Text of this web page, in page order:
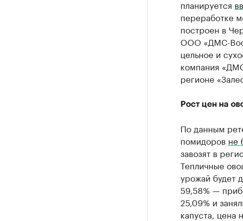
планируется
переработке
построен в
ООО «ДМС-
цельное и
компания
регионе
Рост цен на
По данным
помидоров не
завозят в
Тепличные
урожай будет
59,58% —
25,09% и
капуста, цена